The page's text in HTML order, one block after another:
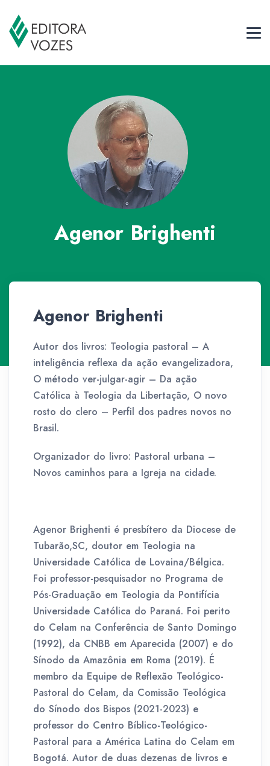
Agenor Brighenti
Agenor Brighenti
Autor dos livros: Teologia pastoral – A
inteligência reflexa da ação evangelizadora,
O método ver-julgar-agir – Da ação
Católica à Teologia da Libertação, O novo
rosto do clero – Perfil dos padres novos no
Brasil.
Organizador do livro: Pastoral urbana –
Novos caminhos para a Igreja na cidade.
Agenor Brighenti é presbítero da Diocese de
Tubarão,SC, doutor em Teologia na
Universidade Católica de Lovaina/Bélgica.
Foi professor-pesquisador no Programa de
Pós-Graduação em Teologia da Pontifícia
Universidade Católica do Paraná. Foi perito
do Celam na Conferência de Santo Domingo
(1992), da CNBB em Aparecida (2007) e do
Sínodo da Amazônia em Roma (2019). É
membro da Equipe de Reflexão Teológico-
Pastoral do Celam, da Comissão Teológica
do Sínodo dos Bispos (2021-2023) e
professor do Centro Bíblico-Teológico-
Pastoral para a América Latina do Celam em
Bogotá. Autor de duas dezenas de livros e